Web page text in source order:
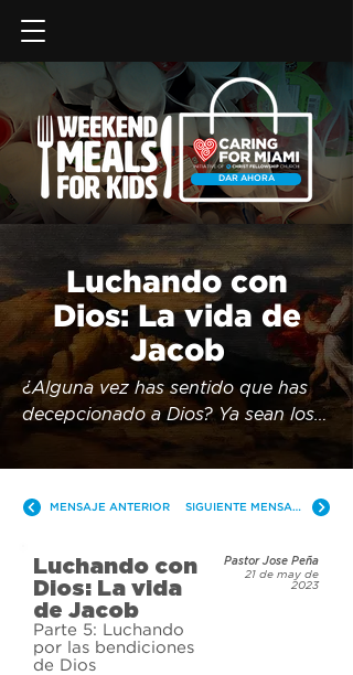
DAR AHORA
Luchando con
Dios: La vida de
Jacob
¿Alguna vez has sentido que has
decepcionado a Dios? Ya sean los
pecados de tu pasado o un mal
hábito del que aún no puedes
arrepentimos de nuestras malas
una nueva serie mientras
aprendemos sobre la respuesta
inesperada de Dios a un hombre
imperfecto.
MENSAJE ANTERIOR SIGUIENTE MENSAJE
Luchando con
Dios: La vida
de Jacob
Parte 5: Luchando
por las bendiciones
de Dios
Pastor Jose Peña
21 de may de
2023